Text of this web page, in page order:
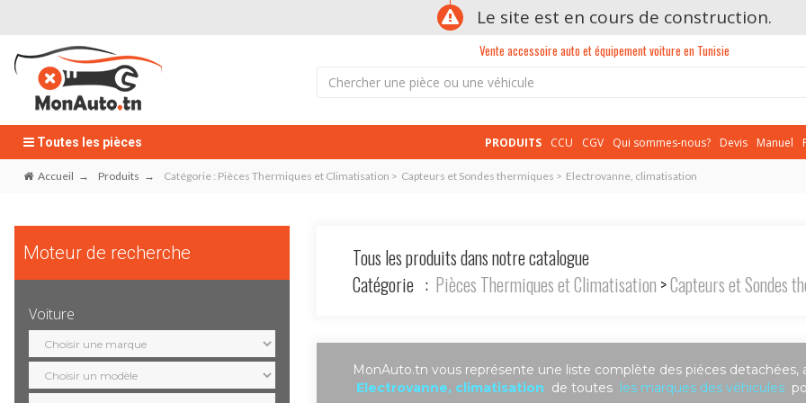
Le site est en cours de construction.
Vente accessoire auto et équipement voiture en Tunisie
Toutes les pièces PRODUITS CCU CGV Qui sommes-nous? Devis Manuel
Accueil Produits Catégorie : Pièces Thermiques et Climatisation > Capteurs et Sondes thermiques > Electrovanne, climatisation
Moteur de recherche
Voiture
Sélection
marque
Sélection
modèle
Sélection
Tous les produits dans notre catalogue
Catégorie : Pièces Thermiques et Climatisation >Capteurs et Sondes
MonAuto.tn vous représente une liste complète des piéces
Electrovanne, climatisation de toutes les marques des véhicules